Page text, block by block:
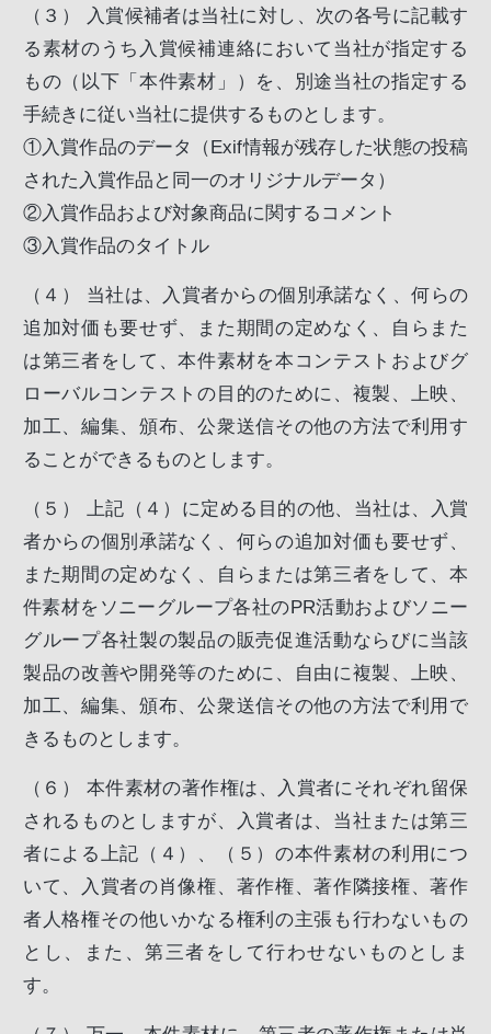
（３）
入賞候補者は当社に対し、次の各号に記載す
る素材のうち入賞候補連絡において当社が指定する
もの（以下「本件素材」）を、別途当社の指定する
手続きに従い当社に提供するものとします。
①入賞作品のデータ（Exif情報が残存した状態の投稿
された入賞作品と同一のオリジナルデータ）
②入賞作品および対象商品に関するコメント
③入賞作品のタイトル
（４）
当社は、入賞者からの個別承諾なく、何らの
追加対価も要せず、また期間の定めなく、自らまた
は第三者をして、本件素材を本コンテストおよびグ
ローバルコンテストの目的のために、複製、上映、
加工、編集、頒布、公衆送信その他の方法で利用す
ることができるものとします。
（５）
上記（４）に定める目的の他、当社は、入賞
者からの個別承諾なく、何らの追加対価も要せず、
また期間の定めなく、自らまたは第三者をして、本
件素材をソニーグループ各社のPR活動およびソニー
グループ各社製の製品の販売促進活動ならびに当該
製品の改善や開発等のために、自由に複製、上映、
加工、編集、頒布、公衆送信その他の方法で利用で
きるものとします。
（６）
本件素材の著作権は、入賞者にそれぞれ留保
されるものとしますが、入賞者は、当社または第三
者による上記（４）、（５）の本件素材の利用につ
いて、入賞者の肖像権、著作権、著作隣接権、著作
者人格権その他いかなる権利の主張も行わないもの
とし、また、第三者をして行わせないものとしま
す。